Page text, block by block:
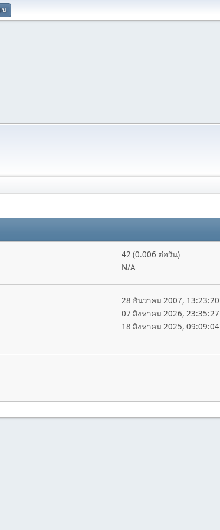
น
42 (0.006 ต่อวัน)
N/A
28 ธันวาคม 2007, 13:23:20
07 สิงหาคม 2026, 23:35:27
18 สิงหาคม 2025, 09:09:04